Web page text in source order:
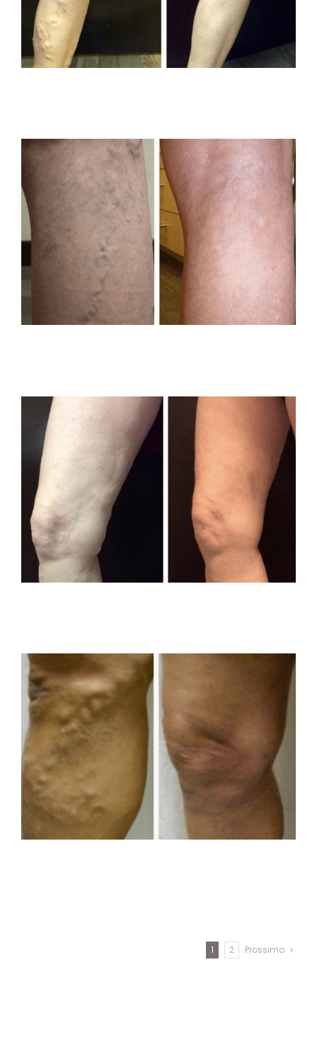
1 2 Prossimo